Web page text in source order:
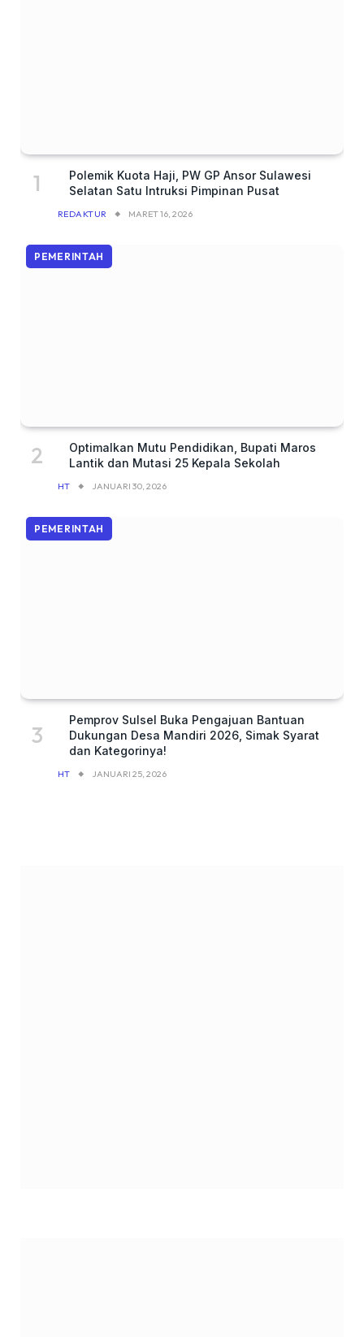
Polemik Kuota Haji, PW GP Ansor Sulawesi
Selatan Satu Intruksi Pimpinan Pusat
REDAKTUR MARET 16, 2026
PEMERINTAH
Optimalkan Mutu Pendidikan, Bupati Maros
Lantik dan Mutasi 25 Kepala Sekolah
HT JANUARI 30, 2026
PEMERINTAH
Pemprov Sulsel Buka Pengajuan Bantuan
Dukungan Desa Mandiri 2026, Simak Syarat
dan Kategorinya!
HT JANUARI 25, 2026